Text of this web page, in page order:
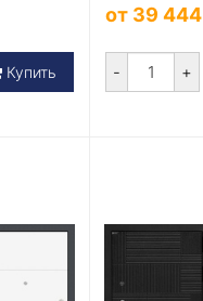
Купить
от 39 444
- +